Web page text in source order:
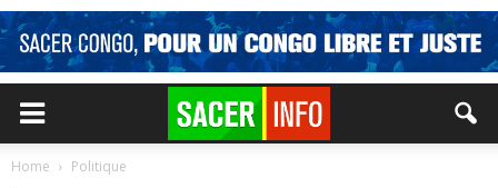
Home Politique